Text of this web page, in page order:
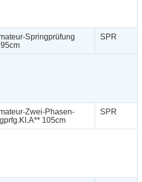
Springprüfung
SPR
Zwei-Phasen-
105cm
SPR